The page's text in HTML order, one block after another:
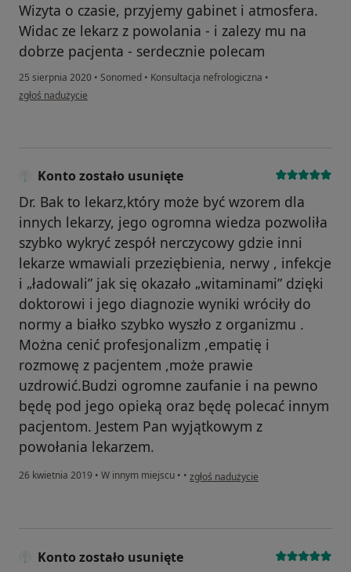
Wizyta o czasie, przyjemy gabinet i atmosfera.
Widac ze lekarz z powolania - i zalezy mu na
dobrze pacjenta - serdecznie polecam
25 sierpnia 2020 • Sonomed • Konsultacja nefrologiczna •
w opinii użytkownika V. K.
zgłoś nadużycie
Konto zostało usunięte
Dr. Bak to lekarz,który może być wzorem dla
innych lekarzy, jego ogromna wiedza pozwoliła
szybko wykryć zespół nerczycowy gdzie inni
lekarze wmawiali przeziębienia, nerwy , infekcje
i „ładowali” jak się okazało „witaminami” dzięki
doktorowi i jego diagnozie wyniki wróciły do
normy a białko szybko wyszło z organizmu .
Można cenić profesjonalizm ,empatię i
rozmowę z pacjentem ,może prawie
uzdrowić.Budzi ogromne zaufanie i na pewno
będę pod jego opieką oraz będę polecać innym
pacjentom. Jestem Pan wyjątkowym z
powołania lekarzem.
26 kwietnia 2019 • W innym miejscu • • w opinii użytkownika Konto zostało
zgłoś nadużycie
Konto zostało usunięte